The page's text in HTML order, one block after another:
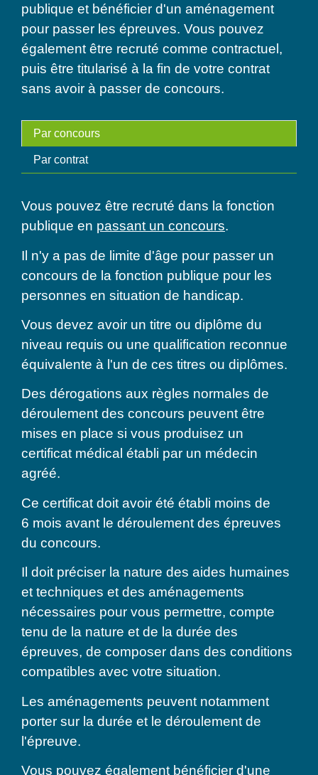
publique et bénéficier d'un aménagement
pour passer les épreuves. Vous pouvez
également être recruté comme contractuel,
puis être titularisé à la fin de votre contrat
sans avoir à passer de concours.
Par concours
Par contrat
Vous pouvez être recruté dans la fonction
publique en passant un concours.
Il n'y a pas de limite d'âge pour passer un
concours de la fonction publique pour les
personnes en situation de handicap.
Vous devez avoir un titre ou diplôme du
niveau requis ou une qualification reconnue
équivalente à l'un de ces titres ou diplômes.
Des dérogations aux règles normales de
déroulement des concours peuvent être
mises en place si vous produisez un
certificat médical établi par un médecin
agréé.
Ce certificat doit avoir été établi moins de
6 mois avant le déroulement des épreuves
du concours.
Il doit préciser la nature des aides humaines
et techniques et des aménagements
nécessaires pour vous permettre, compte
tenu de la nature et de la durée des
épreuves, de composer dans des conditions
compatibles avec votre situation.
Les aménagements peuvent notamment
porter sur la durée et le déroulement de
l'épreuve.
Vous pouvez également bénéficier d'une